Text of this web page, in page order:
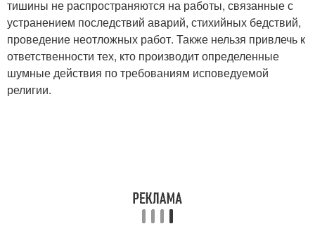
тишины не распространяются на работы, связанные с
устранением последствий аварий, стихийных бедствий,
проведение неотложных работ. Также нельзя привлечь к
ответственности тех, кто производит определенные
шумные действия по требованиям исповедуемой
религии.